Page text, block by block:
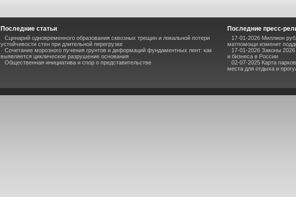
Последние статьи
Сценарий одновременного образования сквозных трещин и локальной потери
устойчивости стен при длительной перегрузке
Сочетание морозного пучения грунтов и деформаций фундаментных лент: как
выявляется циклическое разрушение основания
Общественная инициатива и спор о представительстве
Последние пресс-
17-01-2026 Миллион
матпомощи изменит
17-01-2026 Законы
и бизнеса в России
02-07-2025 Карта
места для отдыха и